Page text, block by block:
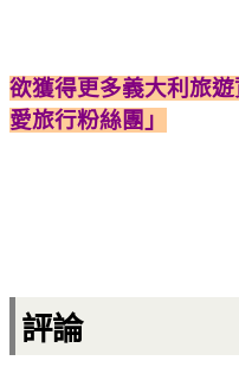
欲獲得更多義大利旅
愛旅行粉絲團」
評論